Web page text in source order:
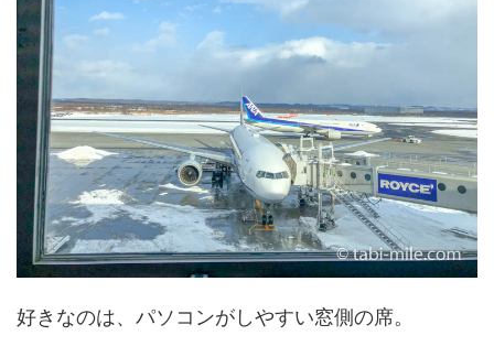
好きなのは、パソコンがしやすい窓側の席。